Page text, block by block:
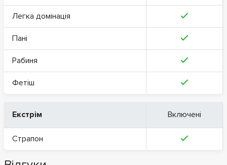
Легка домінація
Пані
Рабиня
Фетіш
Екстрім Включені
Страпон